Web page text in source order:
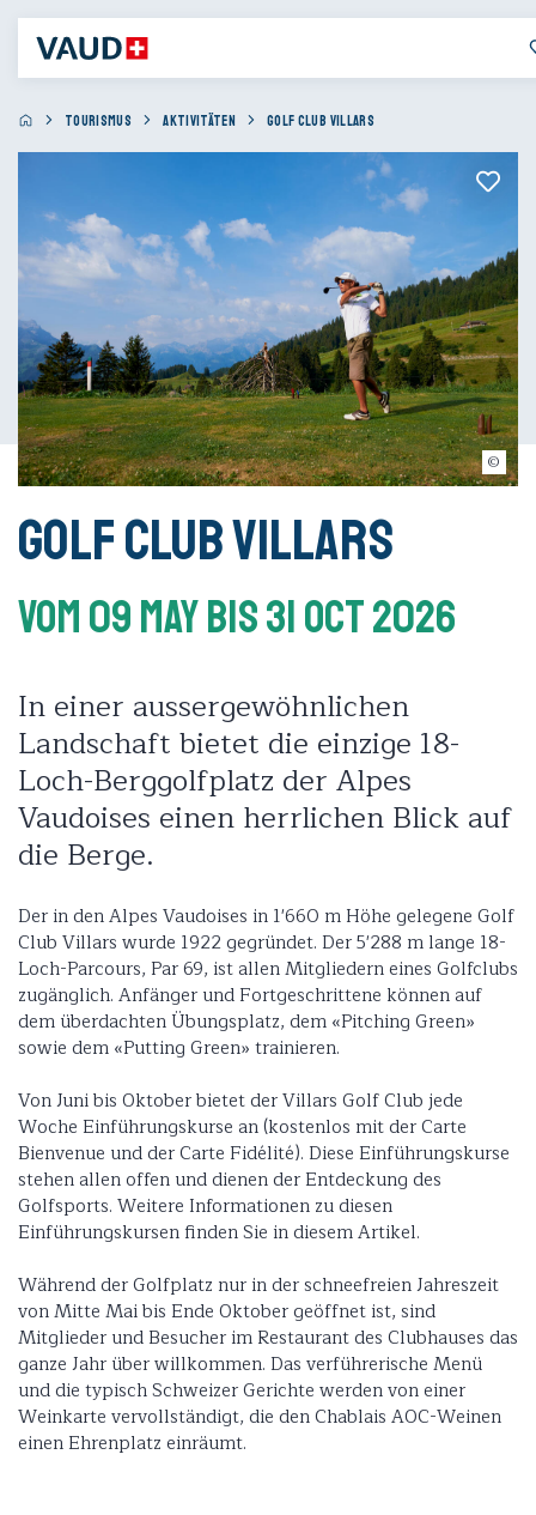
TOURISMUS AKTIVITÄTEN GOLF CLUB VILLARS
Visualps.ch
Golf Club Villars
Vom 09 MayBis 31 Oct 2026
In einer aussergewöhnlichen
Landschaft bietet die einzige 18-
Loch-Berggolfplatz der Alpes
Vaudoises einen herrlichen Blick auf
die Berge.
Der in den Alpes Vaudoises in 1'660 m Höhe gelegene Golf
Club Villars wurde 1922 gegründet. Der 5'288 m lange 18-
Loch-Parcours, Par 69, ist allen Mitgliedern eines Golfclubs
zugänglich. Anfänger und Fortgeschrittene können auf
dem überdachten Übungsplatz, dem «Pitching Green»
sowie dem «Putting Green» trainieren.
Von Juni bis Oktober bietet der Villars Golf Club jede
Woche Einführungskurse an (kostenlos mit der Carte
Bienvenue und der Carte Fidélité). Diese Einführungskurse
stehen allen offen und dienen der Entdeckung des
Golfsports. Weitere Informationen zu diesen
Einführungskursen finden Sie in diesem Artikel.
Während der Golfplatz nur in der schneefreien Jahreszeit
von Mitte Mai bis Ende Oktober geöffnet ist, sind
Mitglieder und Besucher im Restaurant des Clubhauses das
ganze Jahr über willkommen. Das verführerische Menü
und die typisch Schweizer Gerichte werden von einer
Weinkarte vervollständigt, die den Chablais AOC-Weinen
einen Ehrenplatz einräumt.